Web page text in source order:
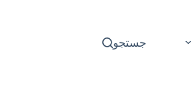
جستجو